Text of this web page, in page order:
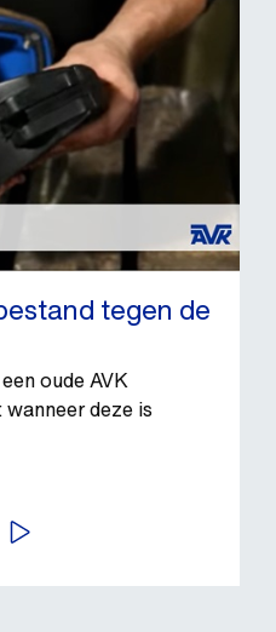
tegen de
oude AVK
deze is
BEKIJK VIDEO